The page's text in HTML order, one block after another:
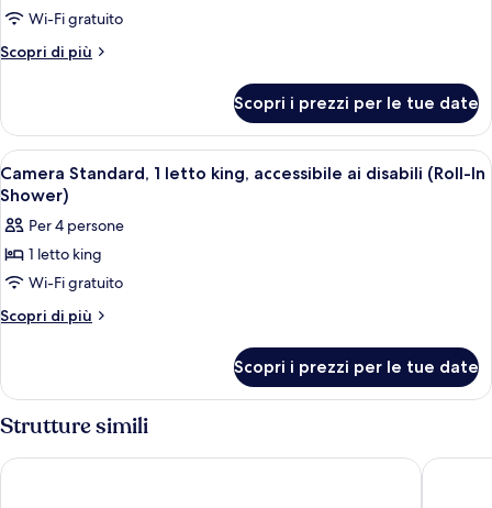
(Roll-
Shower)
angolo
(Roll-
In
Camera
Standard,
queen,
accessibile
ai
disabili
(Roll-
In
Shower)
Wi-Fi gratuito
Scopri di più
Altri
Standard,
letti
queen,
accessibile
ai
disabili
In
Shower)
Scopri i prezzi per le tue date
Apri
tutte
le
foto
per
Camera
Standard,
king,
accessibile
ai
disabili
Una camera d'albergo con un
8
Camera Standard, 1 letto king, accessibile ai disabili (Roll-In
Shower)
Per 4 persone
1 letto king
Wi-Fi gratuito
Scopri di più
Altri
Standard,
1
letto
king,
accessibile
Scopri i prezzi per le tue date
Strutture simili
Hyatt House Nashville Downtown/Convention CenterDrury